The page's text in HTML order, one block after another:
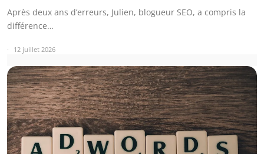
Après deux ans d’erreurs, Julien, blogueur SEO, a compris la
différence…
12 juillet 2026